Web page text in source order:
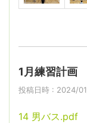
1月練習計画
投稿日時 : 2024/
14 男バス.pdf